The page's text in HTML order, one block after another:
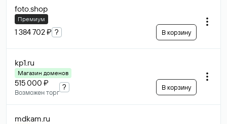
foto.shop
Премиум
1 384 702 ₽ ? В корзину
kp1.ru
Магазин доменов
515 000 ₽
Возможен торг
? В корзину
mdkam.ru